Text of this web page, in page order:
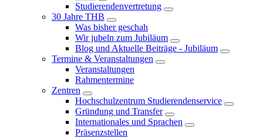
Studierendenvertretung
30 Jahre THB
Was bisher geschah
Wir jubeln zum Jubiläum
Blog und Aktuelle Beiträge - Jubiläum
Termine & Veranstaltungen
Veranstaltungen
Rahmentermine
Zentren
Hochschulzentrum Studierendenservice
Gründung und Transfer
Internationales und Sprachen
Präsenzstellen